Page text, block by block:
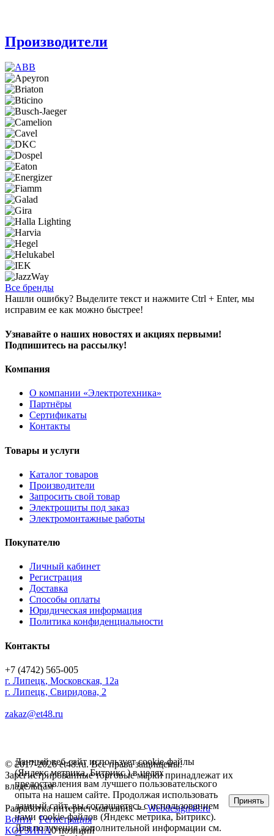
Производители
Все бренды
Нашли ошибку? Выделите текст и нажмите Ctrl + Enter, мы
исправим ее как можно быстрее!
Узнавайте о наших новостях и акциях первыми!
Подпишитесь на рассылку!
Компания
О компании «Электротехника»
Партнёры
Сертификаты
Контакты
Товары и услуги
Каталог товаров
Производители
Запросить свой товар
Электрощиты под заказ
Электромонтажные работы
Покупателю
Личный кабинет
Регистрация
Доставка
Способы оплаты
Юридическая информация
Политика конфиденциальности
Контакты
+7 (4742) 565-005
г. Липецк, Московская, 12а
г. Липецк, Свиридова, 2
zakaz@et48.ru
© 2017-2026 et48.ru. Все права защищены.
Зарегистрированные торговые марки принадлежат их
владельцам
Разработка интернет-магазина —Webdesign48.ru
Войти
Регистрация
КОРЗИНА0 позиций
Данный веб-сайт использует cookie-файлы
(Яндекс метрика, Битрикс ) в целях
предоставления вам лучшего пользовательского
опыта на нашем сайте. Продолжая использовать
данный сайт, вы соглашаетесь с использованием
нами cookie-файлов (Яндекс метрика, Битрикс).
Для получения дополнительной информации см.
Принять